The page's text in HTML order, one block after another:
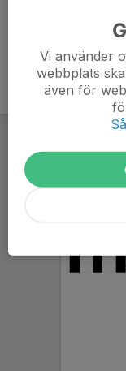
Vi använder
webbplats
även för